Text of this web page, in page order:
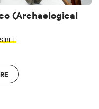
(Archaelogical